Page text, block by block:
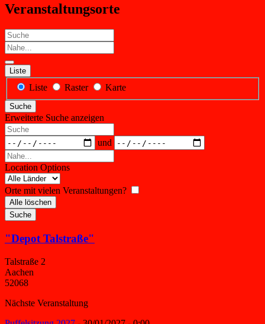
Veranstaltungsorte
Suche
Nahe...
Liste
Anzeigetyp
für
Suchergebnisse
Liste Raster Karte
Suche
Erweiterte Suche anzeigen
Suche
Daten
und
Nahe...
Location Options
Land
Orte mit vielen Veranstaltungen?
Alle löschen
Suche
"Depot Talstraße"
Talstraße 2
Aachen
52068
Nächste Veranstaltung